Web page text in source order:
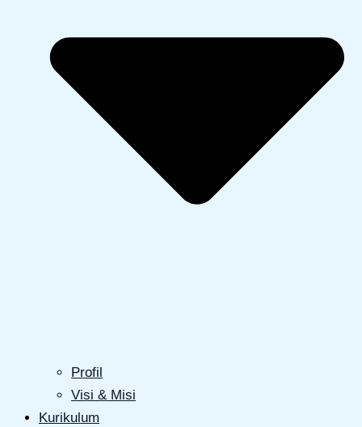
Profil
Visi & Misi
Kurikulum